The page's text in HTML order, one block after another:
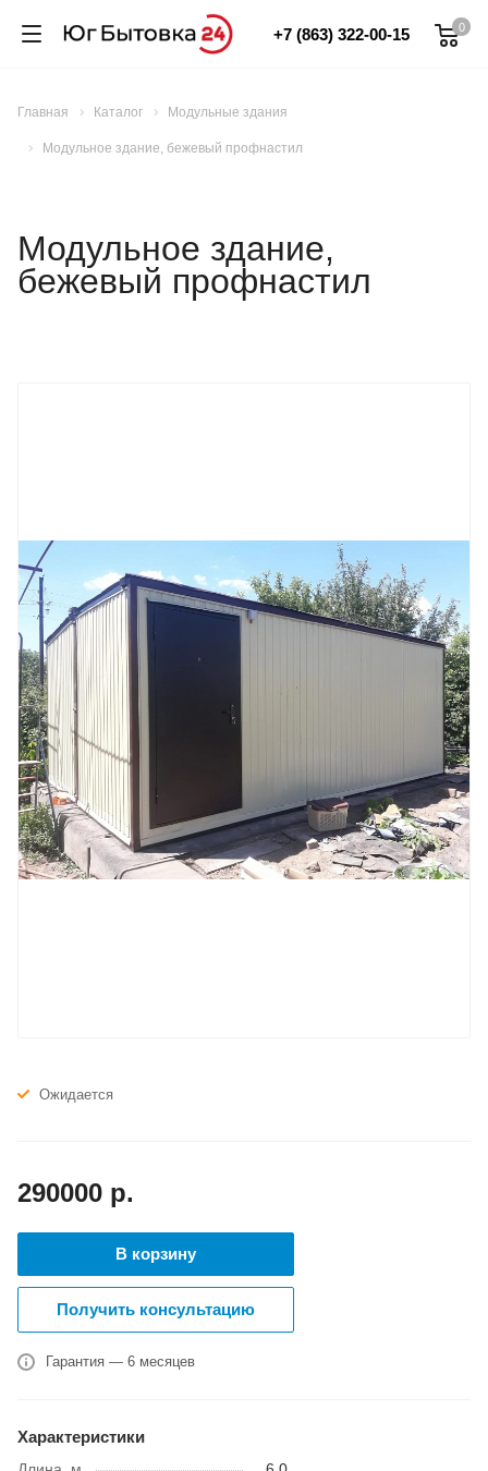
0
+7 (863) 322-00-15
Главная Каталог Модульные здания
Модульное здание, бежевый профнастил
Модульное здание,
бежевый профнастил
Ожидается
290000 р.
В корзину
Получить консультацию
Гарантия — 6 месяцев
Характеристики